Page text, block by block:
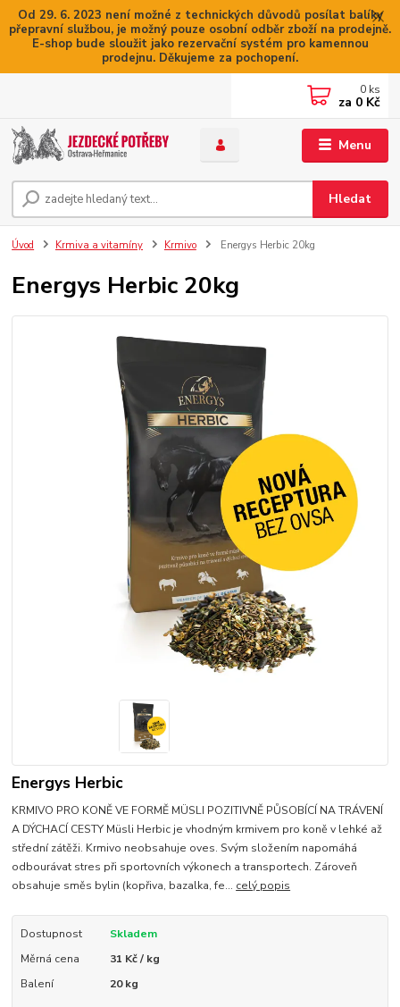
Od 29. 6. 2023 není možné z technických důvodů posílat balíky
přepravní službou, je možný pouze osobní odběr zboží na prodejně.
E-shop bude sloužit jako rezervační systém pro kamennou
prodejnu. Děkujeme za pochopení.
Menu
Hledat
0 ks
za 0 Kč
Úvod Krmiva a vitamíny Krmivo Energys Herbic 20kg
Energys Herbic 20kg
Energys Herbic
KRMIVO PRO KONĚ VE FORMĚ MÜSLI POZITIVNĚ PŮSOBÍCÍ NA TRÁVENÍ
A DÝCHACÍ CESTY Müsli Herbic je vhodným krmivem pro koně v lehké až
střední zátěži. Krmivo neobsahuje oves. Svým složením napomáhá
odbourávat stres při sportovních výkonech a transportech. Zároveň
obsahuje směs bylin (kopřiva, bazalka, fe... celý popis
Dostupnost
Skladem
Měrná cena
31 Kč / kg
Balení
20 kg